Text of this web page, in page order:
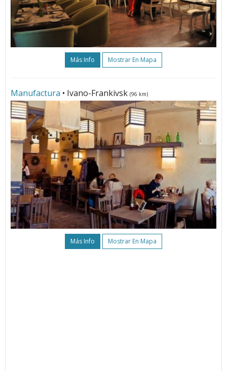
Más Info Mostrar En Mapa
Manufactura • Ivano-Frankivsk (96 km)
Más Info Mostrar En Mapa